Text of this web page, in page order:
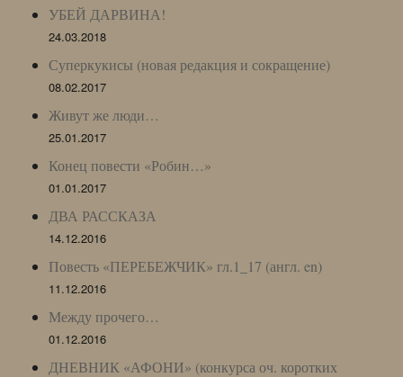
УБЕЙ ДАРВИНА!
24.03.2018
Суперкукисы (новая редакция и сокращение)
08.02.2017
Живут же люди…
25.01.2017
Конец повести «Робин…»
01.01.2017
ДВА РАССКАЗА
14.12.2016
Повесть «ПЕРЕБЕЖЧИК» гл.1_17 (англ. en)
11.12.2016
Между прочего…
01.12.2016
ДНЕВНИК «АФОНИ» (конкурса оч. коротких